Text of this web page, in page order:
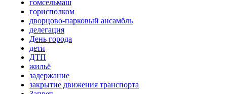
гомсельмаш
горисполком
дворцово-парковый ансамбль
делегация
День города
дети
ДТП
жильё
задержание
закрытие движения транспорта